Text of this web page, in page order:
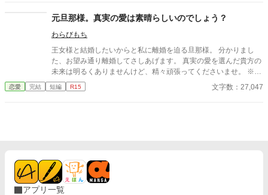
元旦那様。真実の愛は素晴らしいのでしょう？
わらびもち
王女様と結婚したいからと私に離婚を迫る旦那様。 分かりまし
た、お望み通り離婚してさしあげます。 真実の愛を選んだ貴方の
未来は明るくありませんけど、精々頑張ってくださいませ。 ※小
説家になろう様でも公開しております。
恋愛 完結 短編 R15 文字数：27,047
アプリ一覧